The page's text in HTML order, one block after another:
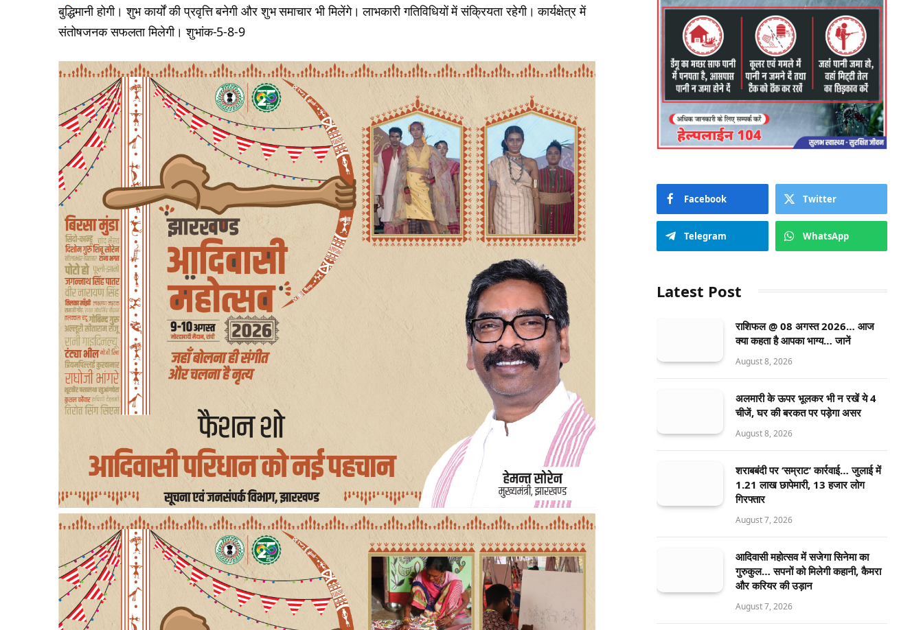
बुद्धिमानी होगी। शुभ कार्यों की प्रवृत्ति बनेगी और शुभ समाचार भी मिलेंगे। लाभकारी गतिविधियों में संक्रियता रहेगी। कार्यक्षेत्र में
संतोषजनक सफलता मिलेगी। शुभांक-5-8-9
Facebook Twitter
Telegram WhatsApp
Latest Post
राशिफल @ 08 अगस्त 2026… आज
क्या कहता है आपका भाग्य… जानें
August 8, 2026
अलमारी के ऊपर भूलकर भी न रखें ये 4
चीजें, घर की बरकत पर पड़ेगा असर
August 8, 2026
शराबबंदी पर ‘सम्राट’ कार्रवाई… जुलाई में
1.21 लाख छापेमारी, 13 हजार लोग
गिरफ्तार
August 7, 2026
आदिवासी महोत्सव में सजेगा सिनेमा का
गुरुकुल… सपनों को मिलेगी कहानी, कैमरा
और करियर की उड़ान
August 7, 2026